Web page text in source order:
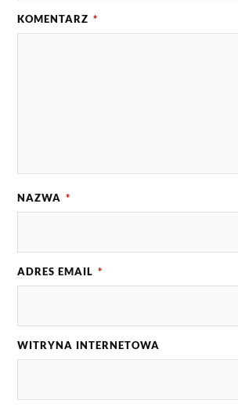
KOMENTARZ *
NAZWA *
ADRES EMAIL *
WITRYNA INTERNETOWA